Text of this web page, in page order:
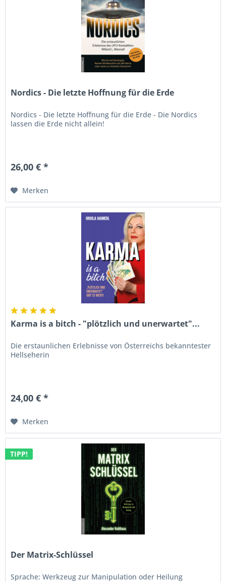
Nordics - Die letzte Hoffnung für die Erde
Nordics - Die letzte Hoffnung für die Erde - Die Nordics
lassen die Erde nicht allein!
26,00 € *
Merken
Karma is a bitch - "plötzlich und unerwartet"...
Die erstaunlichen Erlebnisse von Österreichs bekanntester
Hellseherin
24,00 € *
Merken
TIPP!
Der Matrix-Schlüssel
Sprache: Werkzeug zur Manipulation oder Heilung